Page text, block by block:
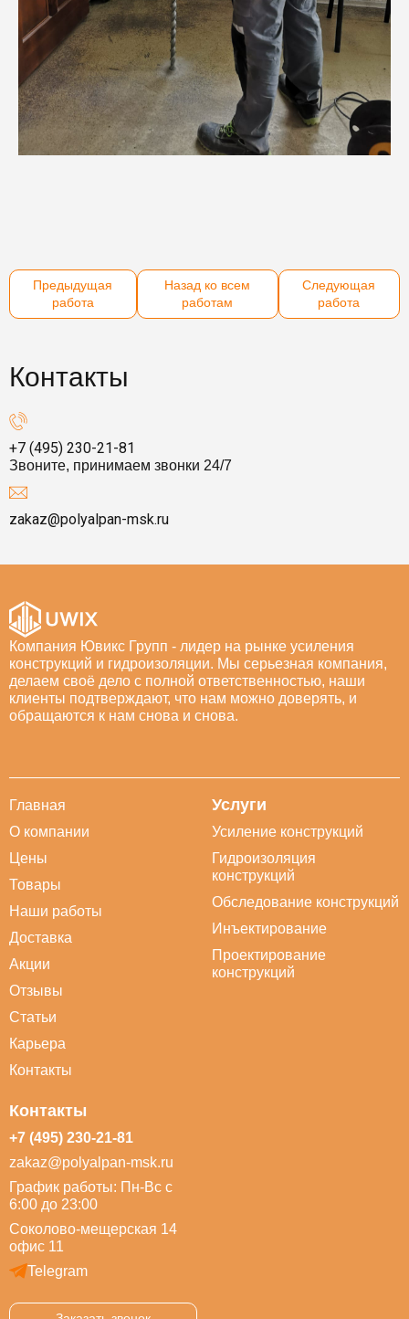
Предыдущая
работа
Назад ко всем
работам
Следующая
работа
Контакты
+7 (495) 230-21-81
Звоните, принимаем звонки 24/7
zakaz@polyalpan-msk.ru
Компания Ювикс Групп - лидер на рынке усиления
конструкций и гидроизоляции. Мы серьезная компания,
делаем своё дело с полной ответственностью, наши
клиенты подтверждают, что нам можно доверять, и
обращаются к нам снова и снова.
Главная
О компании
Цены
Товары
Наши работы
Доставка
Акции
Отзывы
Статьи
Карьера
Контакты
Услуги
Усиление конструкций
Гидроизоляция
конструкций
Обследование конструкций
Инъектирование
Проектирование
конструкций
Контакты
+7 (495) 230-21-81
zakaz@polyalpan-msk.ru
График работы: Пн-Вс с
6:00 до 23:00
Соколово-мещерская 14
офис 11
Telegram